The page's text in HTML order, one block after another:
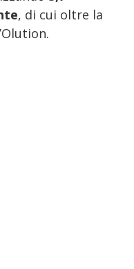
, di cui oltre la